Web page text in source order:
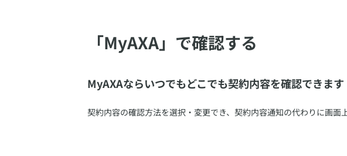
​「MyAXA」で確認する
​MyAXAならいつでもどこでも契約内容を確認できます
契約内容の確認方法を選択・変更でき、契約内容通知の代わりに画面